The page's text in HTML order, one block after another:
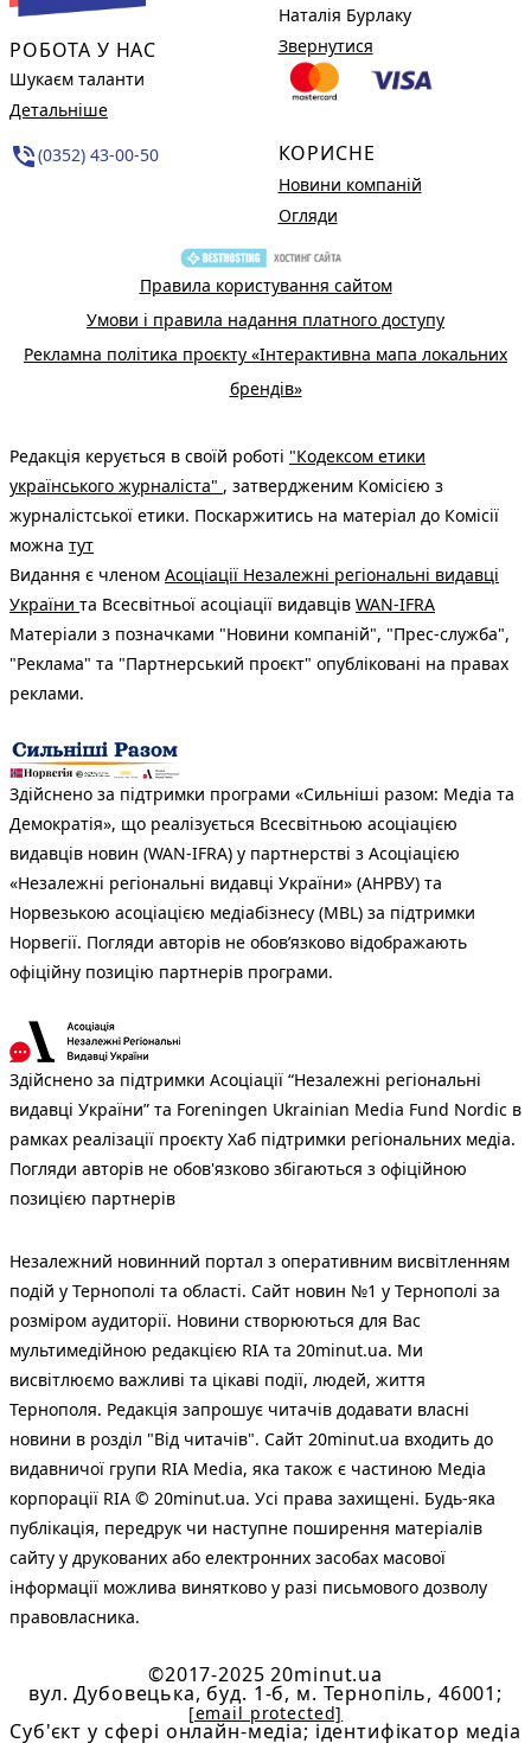
РОБОТА У НАС
Шукаєм таланти
Детальніше
phone_in_talk(0352) 43-00-50
Наталія Бурлаку
Звернутися
КОРИСНЕ
Новини компаній
Огляди
Правила користування сайтом
Умови і правила надання платного доступу
Рекламна політика проєкту «Інтерактивна мапа локальних
брендів»
Редакція керується в своїй роботі "Кодексом етики
українського журналіста" , затвердженим Комісією з
журналістської етики. Поскаржитись на матеріал до Комісії
можна тут
Видання є членом Асоціації Незалежні регіональні видавці
України та Всесвітньої асоціації видавців WAN-IFRA
Матеріали з позначками "Новини компаній", "Прес-служба",
"Реклама" та "Партнерський проєкт" опубліковані на правах
реклами.
Здійснено за підтримки програми «Сильніші разом: Медіа та
Демократія», що реалізується Всесвітньою асоціацією
видавців новин (WAN-IFRA) у партнерстві з Асоціацією
«Незалежні регіональні видавці України» (АНРВУ) та
Норвезькою асоціацією медіабізнесу (MBL) за підтримки
Норвегії. Погляди авторів не обов’язково відображають
офіційну позицію партнерів програми.
Здійснено за підтримки Асоціації “Незалежні регіональні
видавці України” та Foreningen Ukrainian Media Fund Nordic в
рамках реалізації проєкту Хаб підтримки регіональних медіа.
Погляди авторів не обов'язково збігаються з офіційною
позицією партнерів
Незалежний новинний портал з оперативним висвітленням
подій у Тернополі та області. Сайт новин №1 у Тернополі за
розміром аудиторії. Новини створюються для Вас
мультимедійною редакцією RIA та 20minut.ua. Ми
висвітлюємо важливі та цікаві події, людей, життя
Тернополя. Редакція запрошує читачів додавати власні
новини в розділ "Від читачів". Сайт 20minut.ua входить до
видавничої групи RIA Media, яка також є частиною Медіа
корпорації RIA © 20minut.ua. Усі права захищені. Будь-яка
публiкацiя, передрук чи наступне поширення матеріалів
сайту у друкованих або електронних засобах масової
інформації можлива винятково у разі письмового дозволу
правовласника.
©2017-2025 20minut.ua
вул. Дубовецька, буд. 1-б, м. Тернопіль, 46001;
[email protected]
Cуб'єкт у сфері онлайн-медіа; ідентифікатор медіа